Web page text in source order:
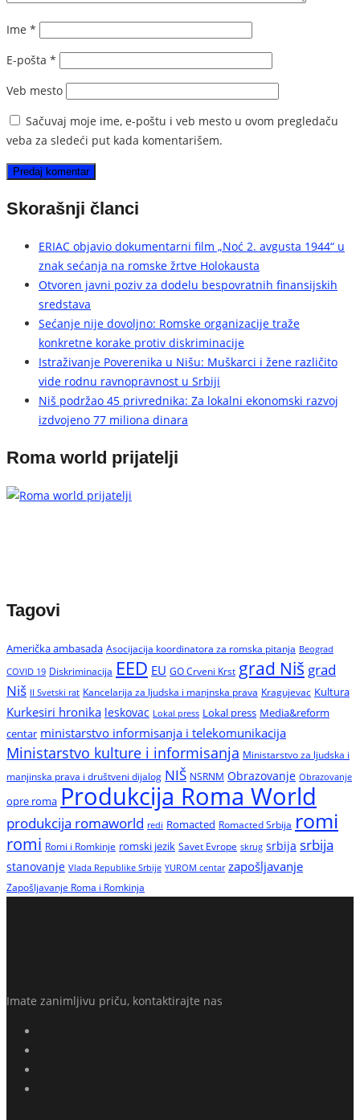
Ime *
E-pošta *
Veb mesto
Sačuvaj moje ime, e-poštu i veb mesto u ovom pregledaču
veba za sledeći put kada komentarišem.
Skorašnji članci
ERIAC objavio dokumentarni film „Noć 2. avgusta 1944“ u
znak sećanja na romske žrtve Holokausta
Otvoren javni poziv za dodelu bespovratnih finansijskih
sredstava
Sećanje nije dovoljno: Romske organizacije traže
konkretne korake protiv diskriminacije
Istraživanje Poverenika u Nišu: Muškarci i žene različito
vide rodnu ravnopravnost u Srbiji
Niš podržao 45 privrednika: Za lokalni ekonomski razvoj
izdvojeno 77 miliona dinara
Roma world prijatelji
Tagovi
Američka ambasada Asocijacija koordinatora za romska pitanja Beograd
COVID 19 Diskriminacija EED EU GO Crveni Krst grad Niš grad
Niš II Svetski rat Kancelarija za ljudska i manjnska prava Kragujevac Kultura
Kurkesiri hronika leskovac Lokal press Lokal press Media&reform
centar ministarstvo informisanja i telekomunikacija
Ministarstvo kulture i informisanja Ministarstvo za ljudska i
manjinska prava i društveni dijalog NIŠ NSRNM Obrazovanje Obrazovanje
opre roma Produkcija Roma World
produkcija romaworld redi Romacted Romacted Srbija romi
romi Romi i Romkinje romski jezik Savet Evrope skrug srbija srbija
stanovanje Vlada Republike Srbije YUROM centar zapošljavanje
Zapošljavanje Roma i Romkinja
Imate zanimljivu priču, kontaktirajte nas